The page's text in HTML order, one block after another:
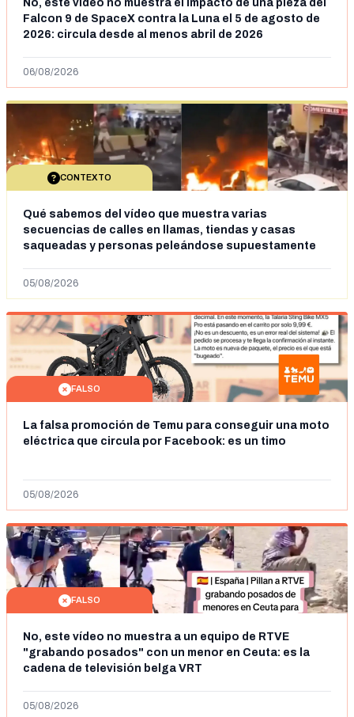
No, este vídeo no muestra el impacto de una pieza del
Falcon 9 de SpaceX contra la Luna el 5 de agosto de
2026: circula desde al menos abril de 2026
06/08/2026
CONTEXTO
Qué sabemos del vídeo que muestra varias
secuencias de calles en llamas, tiendas y casas
saqueadas y personas peleándose supuestamente
situación irregular a Ceuta
05/08/2026
FALSO
La falsa promoción de Temu para conseguir una moto
eléctrica que circula por Facebook: es un timo
05/08/2026
FALSO
No, este vídeo no muestra a un equipo de RTVE
"grabando posados" con un menor en Ceuta: es la
cadena de televisión belga VRT
05/08/2026